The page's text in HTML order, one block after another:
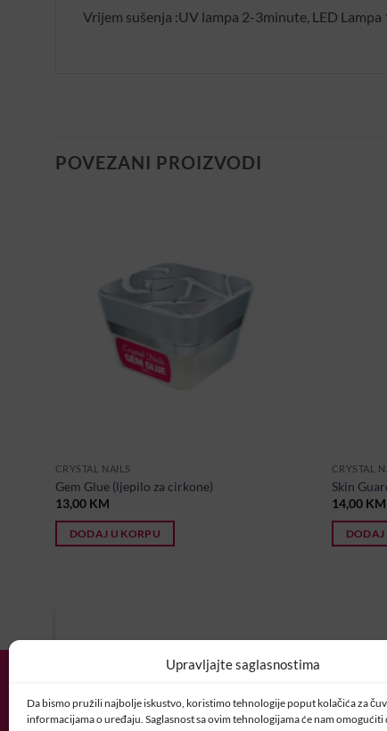
Upravljajte saglasnostima
Da bismo pružili najbolje iskustvo, koristimo tehnologije poput kolačića za
informacijama o uređaju. Saglasnost sa ovim tehnologijama će nam
Vrijem sušenja :UV lampa 2-3minute, LED
POVEZANI PROIZVODI
CRYSTAL NAILS
Gem Glue (ljepilo za cirkone)
13,00 KM
DODAJ U KORPU
CRYSTAL
Skin
14,00 KM
DODAJ
Vaš CV i motivaciono pismo šaljite